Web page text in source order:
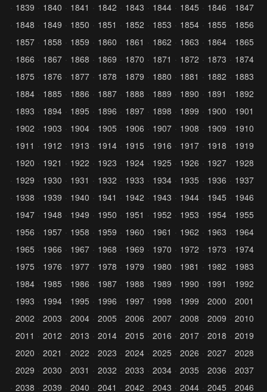
1839
1840 1841 1842 1843 1844 1845 1846
1847
1848
1849 1850 1851 1852 1853 1854 1855
1856
1857
1858 1859 1860 1861 1862 1863 1864
1865
1866
1867 1868 1869 1870 1871 1872 1873
1874
1875
1876 1877 1878 1879 1880 1881 1882
1883
1884
1885 1886 1887 1888 1889 1890 1891
1892
1893
1894 1895 1896 1897 1898 1899 1900
1901
1902
1903 1904 1905 1906 1907 1908 1909
1910
1911
1912 1913 1914 1915 1916 1917 1918
1919
1920
1921 1922 1923 1924 1925 1926 1927
1928
1929
1930 1931 1932 1933 1934 1935 1936
1937
1938
1939 1940 1941 1942 1943 1944 1945
1946
1947
1948 1949 1950 1951 1952 1953 1954
1955
1956
1957 1958 1959 1960 1961 1962 1963
1964
1965
1966 1967 1968 1969 1970 1972 1973
1974
1975
1976 1977 1978 1979 1980 1981 1982
1983
1984
1985 1986 1987 1988 1989 1990 1991
1992
1993
1994 1995 1996 1997 1998 1999 2000
2001
2002
2003 2004 2005 2006 2007 2008 2009
2010
2011
2012 2013 2014 2015 2016 2017 2018
2019
2020
2021 2022 2023 2024 2025 2026 2027
2028
2029
2030 2031 2032 2033 2034 2035 2036
2037
2038
2039 2040 2041 2042 2043 2044 2045 2046